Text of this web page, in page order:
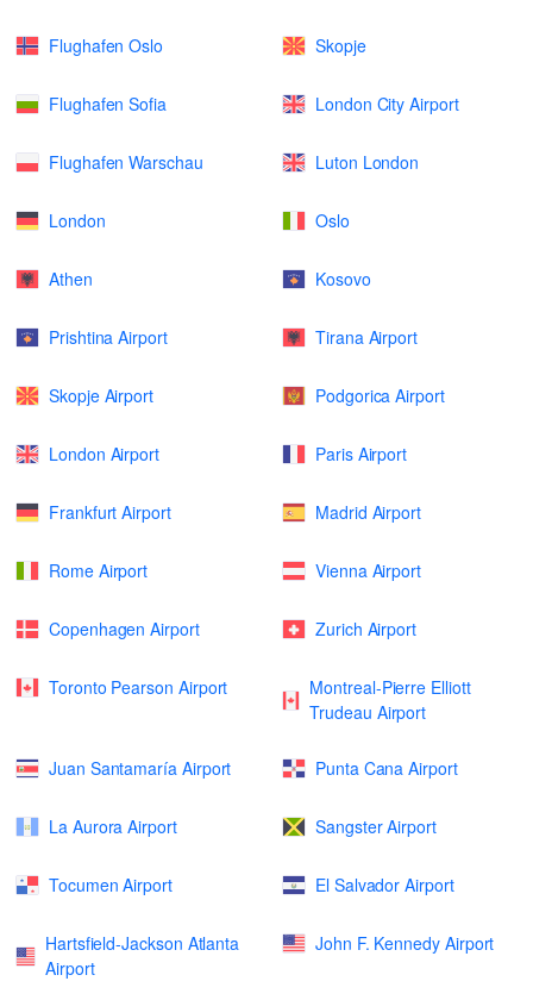
Flughafen Oslo Skopje
Flughafen Sofia London City Airport
Flughafen Warschau Luton London
London Oslo
Athen Kosovo
Prishtina Airport Tirana Airport
Skopje Airport Podgorica Airport
London Airport Paris Airport
Frankfurt Airport Madrid Airport
Rome Airport Vienna Airport
Copenhagen Airport Zurich Airport
Toronto Pearson Airport
Montreal-Pierre Elliott
Trudeau Airport
Juan Santamaría Airport Punta Cana Airport
La Aurora Airport Sangster Airport
Tocumen Airport El Salvador Airport
Hartsfield-Jackson Atlanta
Airport
John F. Kennedy Airport